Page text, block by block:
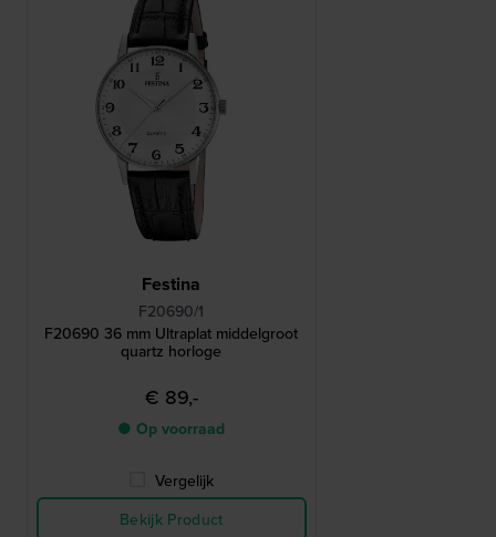
Festina
F20690/1
F20690 36 mm Ultraplat middelgroot
quartz horloge
€ 89,-
● Op voorraad
Vergelijk
Bekijk Product